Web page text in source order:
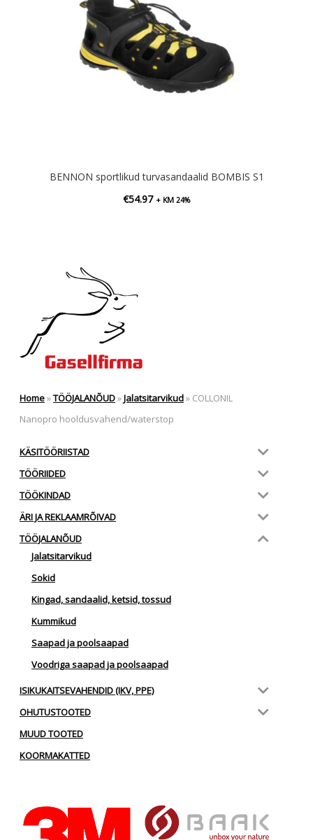
BENNON sportlikud turvasandaalid BOMBIS S1
€54.97 + KM 24%
Home»TÖÖJALANÕUD»Jalatsitarvikud» COLLONIL
Nanopro hooldusvahend/waterstop
KÄSITÖÖRIISTAD
TÖÖRIIDED
TÖÖKINDAD
ÄRI JA REKLAAMRÕIVAD
TÖÖJALANÕUD
Jalatsitarvikud
Sokid
Kingad, sandaalid, ketsid, tossud
Kummikud
Saapad ja poolsaapad
Voodriga saapad ja poolsaapad
ISIKUKAITSEVAHENDID (IKV, PPE)
OHUTUSTOOTED
MUUD TOOTED
KOORMAKATTED